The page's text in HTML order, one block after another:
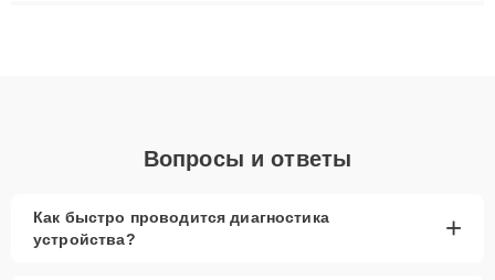
Вопросы и ответы
Как быстро проводится диагностика
устройства?
+